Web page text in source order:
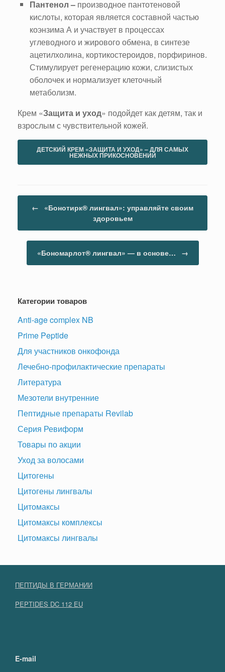
Пантенол – производное пантотеновой
кислоты, которая является составной частью
коэнзима А и участвует в процессах
углеводного и жирового обмена, в синтезе
ацетилхолина, кортикостероидов, порфиринов.
Стимулирует регенерацию кожи, слизистых
оболочек и нормализует клеточный
метаболизм.
Крем «Защита и уход» подойдет как детям, так и
взрослым с чувствительной кожей.
ДЕТСКИЙ КРЕМ «ЗАЩИТА И УХОД» – ДЛЯ САМЫХ
НЕЖНЫХ ПРИКОСНОВЕНИЙ
←
«Бонотирк® лингвал»: управляйте своим
здоровьем
«Бономарлот® лингвал» — в основе… →
Категории товаров
Anti-age complex NB
Prime Peptide
Для участников онкофонда
Лечебно-профилактические препараты
Литература
Мезотели внутренние
Пептидные препараты Revilab
Серия Ревиформ
Товары по акции
Уход за волосами
Цитогены
Цитогены лингвалы
Цитомаксы
Цитомаксы комплексы
Цитомаксы лингвалы
ПЕПТИДЫ В ГЕРМАНИИ
PEPTIDES DC 112 EU
E-mail